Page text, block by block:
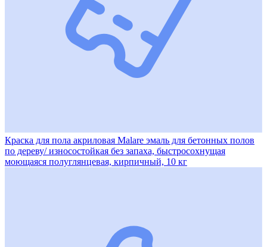
Краска для пола акриловая Malare эмаль для бетонных полов
по дереву/ износостойкая без запаха, быстросохнущая
моющаяся полуглянцевая, кирпичный, 10 кг